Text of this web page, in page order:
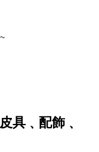
具﹑配飾﹑